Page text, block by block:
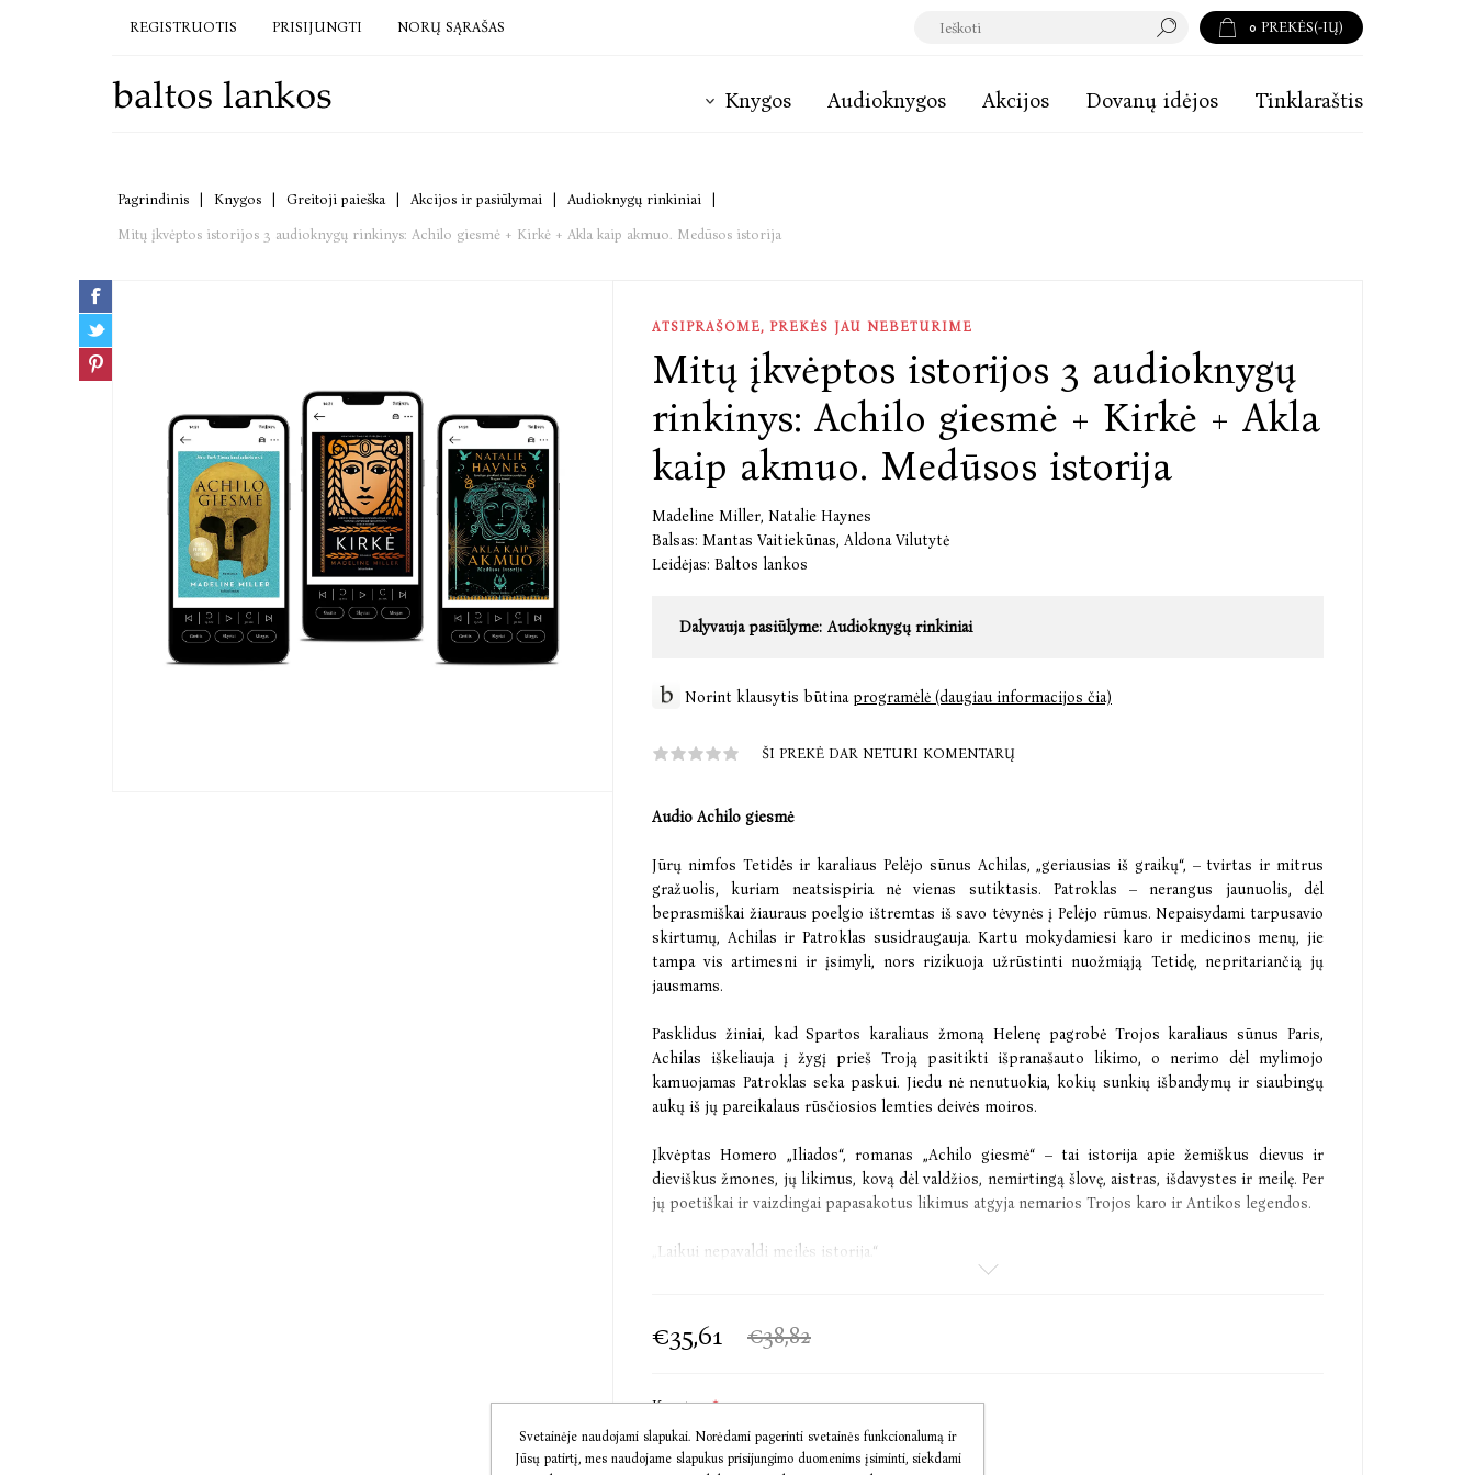
REGISTRUOTIS PRISIJUNGTI NORŲ SĄRAŠAS 0 PREKĖS(-IŲ)
Knygos Audioknygos Akcijos Dovanų idėjos Tinklaraštis
Pagrindinis Knygos Greitoji paieška Akcijos ir pasiūlymai Audioknygų rinkiniai
Mitų įkvėptos istorijos 3 audioknygų rinkinys: Achilo giesmė + Kirkė + Akla kaip akmuo. Medūsos istorija
ATSIPRAŠOME, PREKĖS JAU NEBETURIME
Mitų įkvėptos istorijos 3 audioknygų
rinkinys: Achilo giesmė + Kirkė + Akla
kaip akmuo. Medūsos istorija
Madeline Miller, Natalie Haynes
Balsas: Mantas Vaitiekūnas, Aldona Vilutytė
Leidėjas: Baltos lankos
Dalyvauja pasiūlyme: Audioknygų rinkiniai
Norint klausytis būtinaprogramėlė (daugiau informacijos čia)
ŠI PREKĖ DAR NETURI KOMENTARŲ
Audio Achilo giesmė
Jūrų nimfos Tetidės ir karaliaus Pelėjo sūnus Achilas, „geriausias iš graikų“, – tvirtas ir mitrus
gražuolis, kuriam neatsispiria nė vienas sutiktasis. Patroklas – nerangus jaunuolis, dėl
beprasmiškai žiauraus poelgio ištremtas iš savo tėvynės į Pelėjo rūmus. Nepaisydami tarpusavio
skirtumų, Achilas ir Patroklas susidraugauja. Kartu mokydamiesi karo ir medicinos menų, jie
tampa vis artimesni ir įsimyli, nors rizikuoja užrūstinti nuožmiąją Tetidę, nepritariančią jų
jausmams.
Pasklidus žiniai, kad Spartos karaliaus žmoną Helenę pagrobė Trojos karaliaus sūnus Paris,
Achilas iškeliauja į žygį prieš Troją pasitikti išpranašauto likimo, o nerimo dėl mylimojo
kamuojamas Patroklas seka paskui. Jiedu nė nenutuokia, kokių sunkių išbandymų ir siaubingų
aukų iš jų pareikalaus rūsčiosios lemties deivės moiros.
Įkvėptas Homero „Iliados“, romanas „Achilo giesmė“ – tai istorija apie žemiškus dievus ir
dieviškus žmones, jų likimus, kovą dėl valdžios, nemirtingą šlovę, aistras, išdavystes ir meilę. Per
jų poetiškai ir vaizdingai papasakotus likimus atgyja nemarios Trojos karo ir Antikos legendos.
„Laikui nepavaldi meilės istorija.“
„Savitai papasakodama vieną iš seniausių pasaulio istorijų apie įsimylėjusius vyrus, karą ir
ypatingas moteris, autorė užkariauja naujas literatūros teritorijas.“
Joanna Trollope, 2012 m. „Orange Prize for Fiction“ komisijos pirmininkė
€35,61 €38,82
Knygos:*
Audio Achilo giesmė [+€10,58]
Audio Kirkė [+€12,51]
Svetainėje naudojami slapukai. Norėdami pagerinti svetainės funkcionalumą ir
Jūsų patirtį, mes naudojame slapukus prisijungimo duomenims įsiminti, siekdami